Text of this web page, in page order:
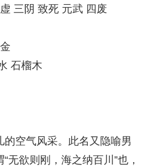
三阴 致死 元武 四废
石榴木
空气风采。此名又隐喻男
无欲则刚，海之纳百川”也，